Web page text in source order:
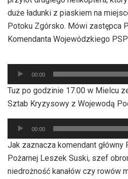
duże ładunki z piaskiem na
Potoku Zgórsko. Mówi zastępca
Komendanta Wojewódzkiego
Odtwarzacz
plików
dźwiękowych
00:00
Tuz po godzinie 17.00 w Mielcu
Sztab Kryzysowy z Wojewodą
Odtwarzacz
plików
dźwiękowych
00:00
Jak zaznacza komendant
Pożarnej Leszek Suski, szef
niedrożność kanałów czy rowów